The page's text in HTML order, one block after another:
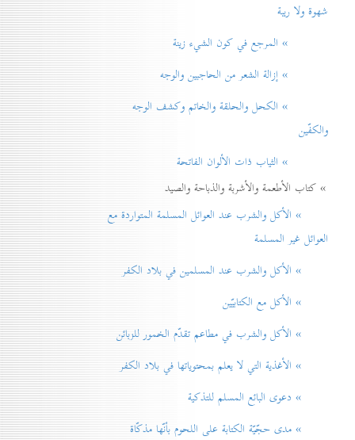
شهوة ولا ريبة
» المرجع في كون الشيء زينة
» إزالة الشعر من الحاجبين والوجه
» الكحل والحلقة والخاتم وكشف الوجه
والكفّين
» الثياب ذات الألوان الفاتحة
» كتاب الأطعمة والأشربة والذباحة والصيد
» الأكل والشرب عند العوائل المسلمة المتواردة مع
العوائل غير المسلمة
» الأكل والشرب عند المسلمين في بلاد الكفر
» الأكل مع الكتابيّين
» الأكل والشرب في مطاعم تقدّم الخمور للزبائن
» الأغذية التي لا يعلم بمحتوياتها في بلاد الكفر
» دعوی البائع المسلم للتذكية
» مدی حجّيّة الكتابة على اللحوم بأنّها مذكّاة